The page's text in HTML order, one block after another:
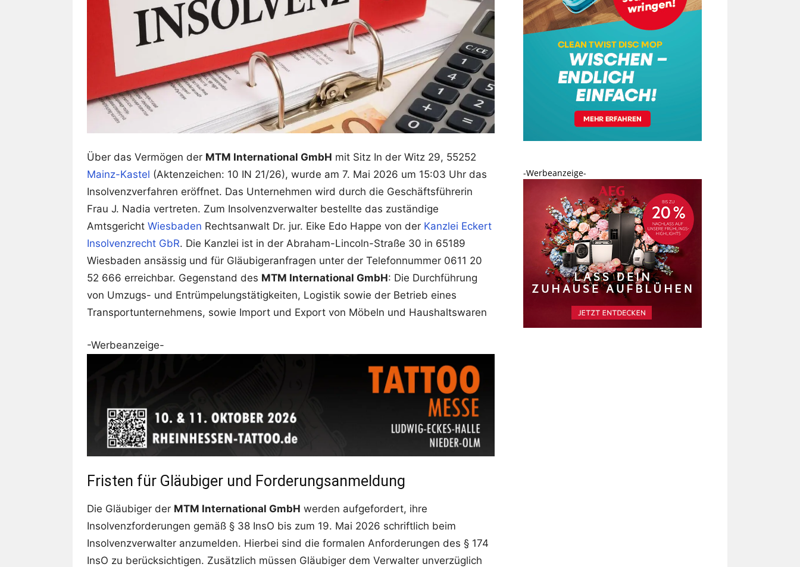
Über das Vermögen der MTM International GmbH mit Sitz In der Witz 29, 55252
Mainz-Kastel (Aktenzeichen: 10 IN 21/26), wurde am 7. Mai 2026 um 15:03 Uhr das
Insolvenzverfahren eröffnet. Das Unternehmen wird durch die Geschäftsführerin
Frau J. Nadia vertreten. Zum Insolvenzverwalter bestellte das zuständige
Amtsgericht Wiesbaden Rechtsanwalt Dr. jur. Eike Edo Happe von der Kanzlei Eckert
Insolvenzrecht GbR. Die Kanzlei ist in der Abraham-Lincoln-Straße 30 in 65189
Wiesbaden ansässig und für Gläubigeranfragen unter der Telefonnummer 0611 20
52 666 erreichbar. Gegenstand des MTM International GmbH: Die Durchführung
von Umzugs- und Entrümpelungstätigkeiten, Logistik sowie der Betrieb eines
Transportunternehmens, sowie Import und Export von Möbeln und Haushaltswaren
-Werbeanzeige-
Fristen für Gläubiger und Forderungsanmeldung
Die Gläubiger der MTM International GmbH werden aufgefordert, ihre
Insolvenzforderungen gemäß § 38 InsO bis zum 19. Mai 2026 schriftlich beim
Insolvenzverwalter anzumelden. Hierbei sind die formalen Anforderungen des § 174
InsO zu berücksichtigen. Zusätzlich müssen Gläubiger dem Verwalter unverzüglich
-Werbeanzeige-